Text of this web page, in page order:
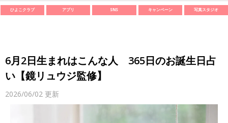
ひよこクラブ アプリ SNS キャンペーン 写真スタジオ
6月2日生まれはこんな人 365日のお誕生日占
い【鏡リュウジ監修】
2026/06/02 更新